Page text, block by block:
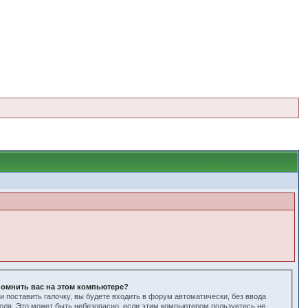
вас на этом компьютере?
поставить галочку, вы будете входить в форум автоматически, без ввода
Это может быть небезопасно, если этим компьютером пользуетесь не